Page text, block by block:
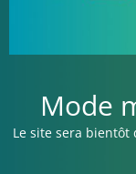
Mode
Le site sera bientôt